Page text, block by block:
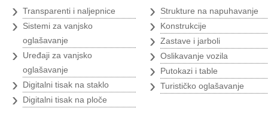
› Transparenti i naljepnice
›
Sistemi za vanjsko
oglašavanje
›
Uređaji za vanjsko
oglašavanje
› Digitalni tisak na staklo
› Digitalni tisak na ploče
› Strukture na napuhavanje
› Konstrukcije
› Zastave i jarboli
› Oslikavanje vozila
› Putokazi i table
› Turističko oglašavanje